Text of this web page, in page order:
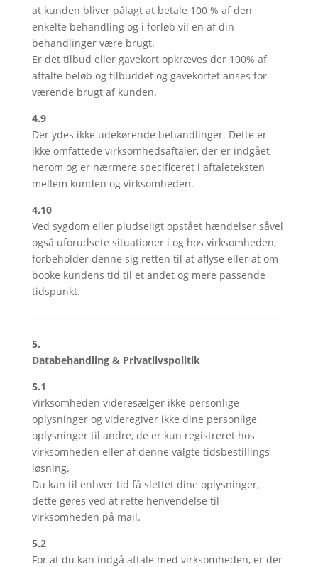
at kunden bliver pålagt at betale 100 % af den
enkelte behandling og i forløb vil en af din
behandlinger være brugt.
Er det tilbud eller gavekort opkræves der 100% af
aftalte beløb og tilbuddet og gavekortet anses for
værende brugt af kunden.
4.9
Der ydes ikke udekørende behandlinger. Dette er
ikke omfattede virksomhedsaftaler, der er indgået
herom og er nærmere specificeret i aftaleteksten
mellem kunden og virksomheden.
4.10
Ved sygdom eller pludseligt opstået hændelser såvel
også uforudsete situationer i og hos virksomheden,
forbeholder denne sig retten til at aflyse eller at om
booke kundens tid til et andet og mere passende
tidspunkt.
—————————————————————————
5.
Databehandling & Privatlivspolitik
5.1
Virksomheden videresælger ikke personlige
oplysninger og videregiver ikke dine personlige
oplysninger til andre, de er kun registreret hos
virksomheden eller af denne valgte tidsbestillings
løsning.
Du kan til enhver tid få slettet dine oplysninger,
dette gøres ved at rette henvendelse til
virksomheden på mail.
5.2
For at du kan indgå aftale med virksomheden, er der